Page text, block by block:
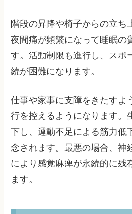
階段の昇降や椅子からの立ち
夜間痛が頻繁になって睡眠の
す。活動制限も進行し、スポ
続が困難になります。
仕事や家事に支障をきたすよ
行を控えるようになります。
下し、運動不足による筋力低
念されます。最悪の場合、神
により感覚麻痺が永続的に残
ます。